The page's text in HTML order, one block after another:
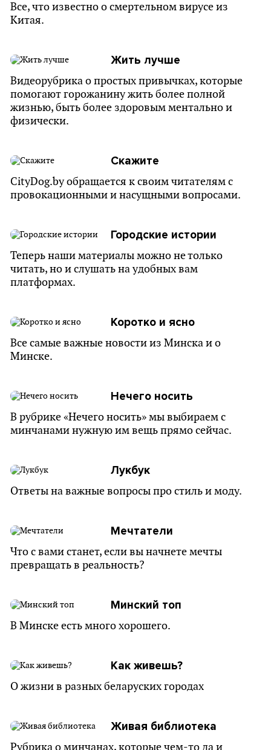
Все, что известно о смертельном вирусе из
Китая.
Жить лучше
Видеорубрика о простых привычках, которые
помогают горожанину жить более полной
жизнью, быть более здоровым ментально и
физически.
Скажите
CityDog.by обращается к своим читателям с
провокационными и насущными вопросами.
Городские истории
Теперь наши материалы можно не только
читать, но и слушать на удобных вам
платформах.
Коротко и ясно
Все самые важные новости из Минска и о
Минске.
Нечего носить
В рубрике «Нечего носить» мы выбираем с
минчанами нужную им вещь прямо сейчас.
Лукбук
Ответы на важные вопросы про стиль и моду.
Мечтатели
Что с вами станет, если вы начнете мечты
превращать в реальность?
Минский топ
В Минске есть много хорошего.
Как живешь?
О жизни в разных беларуских городах
Живая библиотека
Рубрика о минчанах, которые чем-то да и